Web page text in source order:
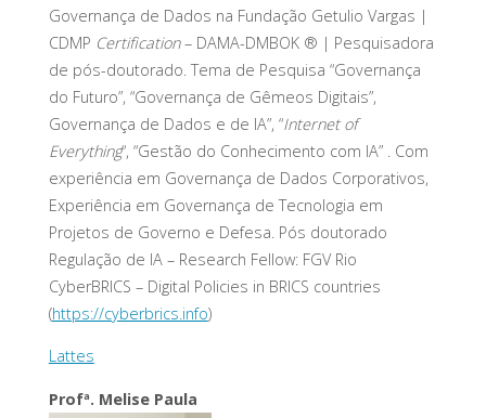
Governança de Dados na Fundação Getulio Vargas |
CDMP Certification– DAMA-DMBOK ® | Pesquisadora
de pós-doutorado. Tema de Pesquisa “Governança
do Futuro”, “Governança de Gêmeos Digitais”,
Governança de Dados e de IA”, “Internet of
Everything“, “Gestão do Conhecimento com IA” . Com
experiência em Governança de Dados Corporativos,
Experiência em Governança de Tecnologia em
Projetos de Governo e Defesa. Pós doutorado
Regulação de IA – Research Fellow: FGV Rio
CyberBRICS – Digital Policies in BRICS countries
(https://cyberbrics.info)
Lattes
Profª. Melise Paula